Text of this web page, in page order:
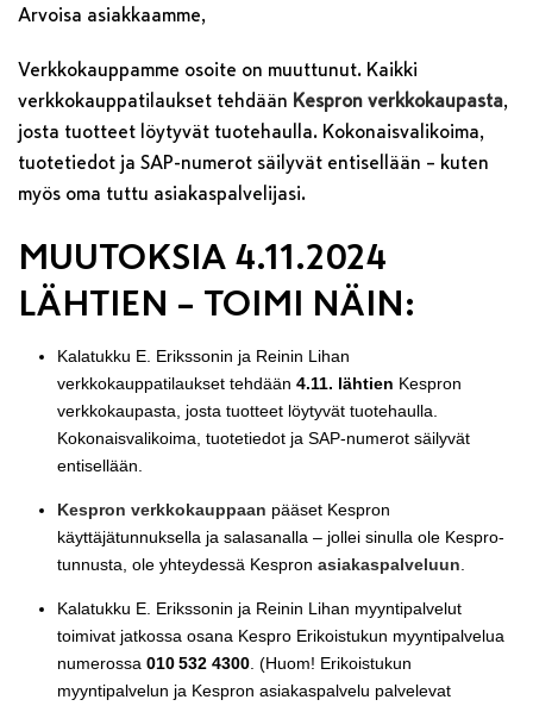
Arvoisa asiakkaamme,
Verkkokauppamme osoite on muuttunut. Kaikki
verkkokauppatilaukset tehdään Kespron verkkokaupasta,
josta tuotteet löytyvät tuotehaulla. Kokonaisvalikoima,
tuotetiedot ja SAP-numerot säilyvät entisellään – kuten
myös oma tuttu asiakaspalvelijasi.
MUUTOKSIA 4.11.2024
LÄHTIEN – TOIMI NÄIN:
Kalatukku E. Erikssonin ja Reinin Lihan
verkkokauppatilaukset tehdään 4.11. lähtien Kespron
verkkokaupasta, josta tuotteet löytyvät tuotehaulla.
Kokonaisvalikoima, tuotetiedot ja SAP-numerot säilyvät
entisellään.
Kespron verkkokauppaan pääset Kespron
käyttäjätunnuksella ja salasanalla – jollei sinulla ole Kespro-
tunnusta, ole yhteydessä Kespron asiakaspalveluun.
Kalatukku E. Erikssonin ja Reinin Lihan myyntipalvelut
toimivat jatkossa osana Kespro Erikoistukun myyntipalvelua
numerossa 010532 4300. (Huom! Erikoistukun
myyntipalvelun ja Kespron asiakaspalvelu palvelevat